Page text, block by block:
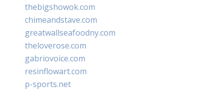
thebigshowok.com
chimeandstave.com
greatwallseafoodny.com
theloverose.com
gabriovoice.com
resinflowart.com
p-sports.net